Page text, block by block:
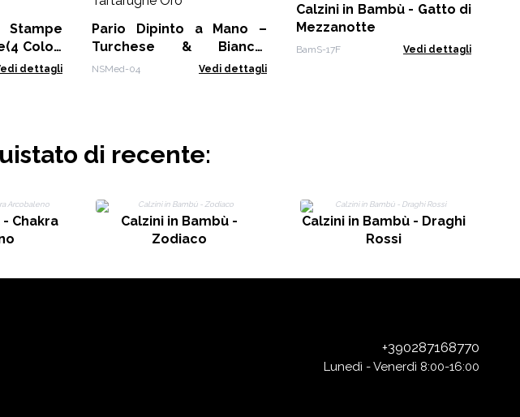
Colori
dettagli
Pario Dipinto a Mano –
Turchese & Bianco,
Tartarughe Oro
NSMed-04 Vedi dettagli
Calzini in Bambù - Gatto di
Mezzanotte
BamS-17F Vedi dettagli
di recente:
Chakra
Calzini in Bambù -
Zodiaco
Calzini in Bambù - Draghi
Rossi
+390287168770
Lunedì - Venerdì 8:00-16:00